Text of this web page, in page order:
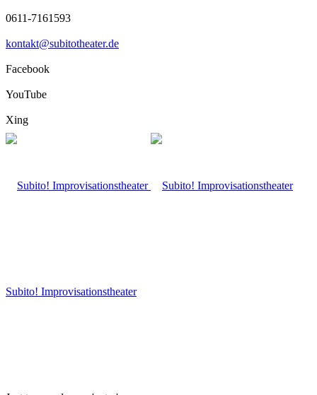
0611-7161593
kontakt@subitotheater.de
Facebook
YouTube
Xing
Subito! Improvisationstheater